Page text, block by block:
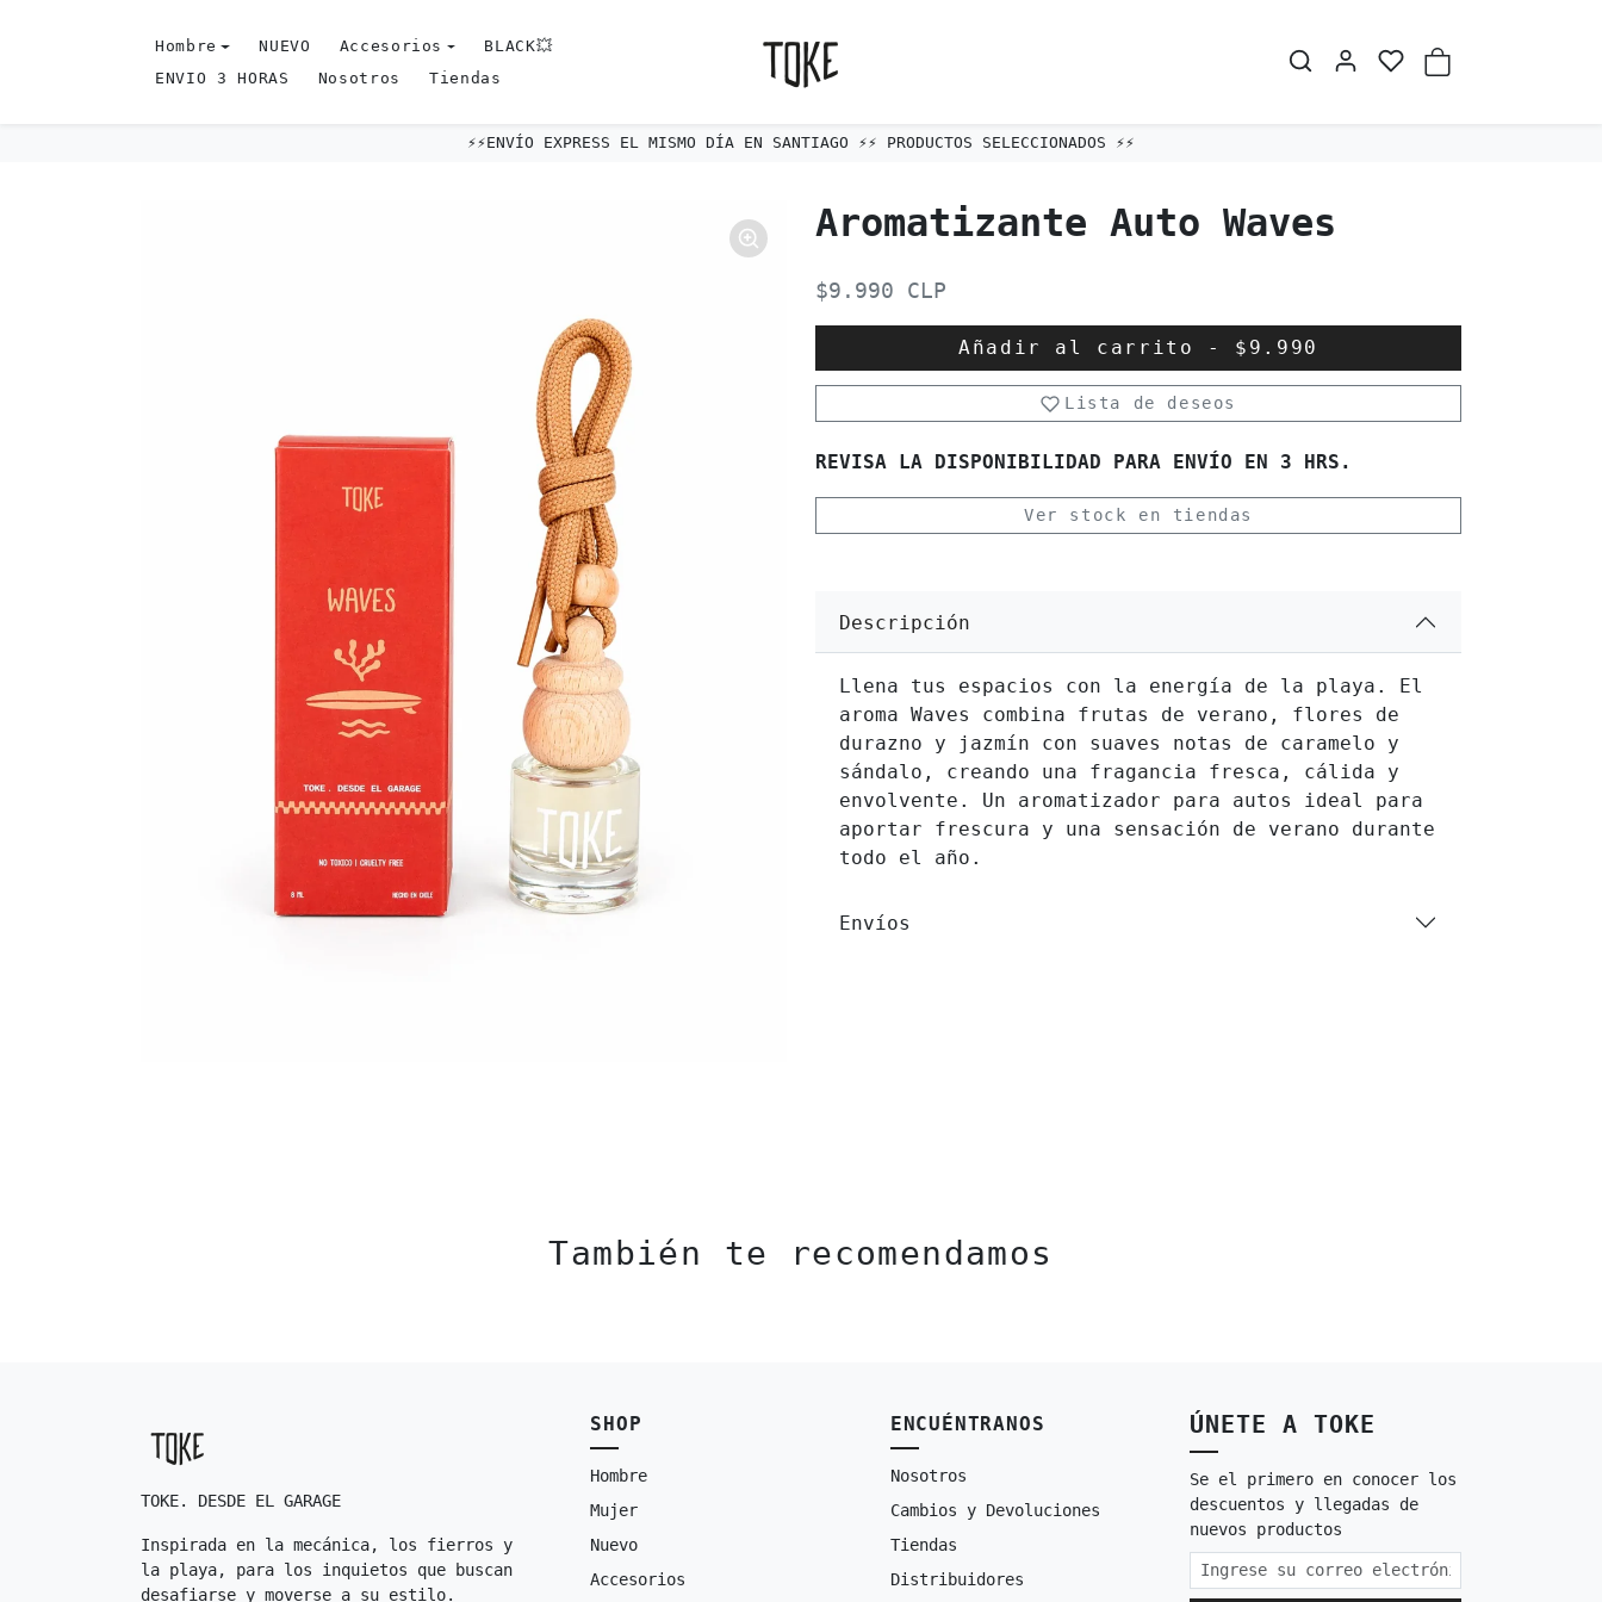
Hombre NUEVO Accesorios
BLACK💥
ENVIO 3 HORAS
Nosotros Tiendas
⚡️⚡️ENVÍO EXPRESS EL MISMO DÍA EN SANTIAGO ⚡️⚡️ PRODUCTOS SELECCIONADOS ⚡️⚡️
Aromatizante Auto Waves
$9.990 CLP
Añadir al carrito - $9.990
Lista de deseos
REVISA LA DISPONIBILIDAD PARA ENVÍO EN 3 HRS.
Ver stock en tiendas
Descripción
Llena tus espacios con la energía de la playa. El
aroma Waves combina frutas de verano, flores de
durazno y jazmín con suaves notas de caramelo y
sándalo, creando una fragancia fresca, cálida y
envolvente. Un aromatizador para autos ideal para
aportar frescura y una sensación de verano durante
todo el año.
Envíos
También te recomendamos
TOKE. DESDE EL GARAGE
Inspirada en la mecánica, los fierros y
la playa, para los inquietos que buscan
desafiarse y moverse a su estilo.
SHOP
Hombre
Mujer
Nuevo
Accesorios
ENCUÉNTRANOS
Nosotros
Cambios y Devoluciones
Tiendas
Distribuidores
ÚNETE A TOKE
Se el primero en conocer los
descuentos y llegadas de
nuevos productos